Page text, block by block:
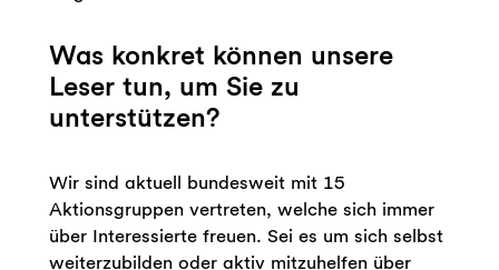
Was konkret können unsere
Leser tun, um Sie zu
unterstützen?
Wir sind aktuell bundesweit mit 15
Aktionsgruppen vertreten, welche sich immer
über Interessierte freuen. Sei es um sich selbst
weiterzubilden oder aktiv mitzuhelfen über